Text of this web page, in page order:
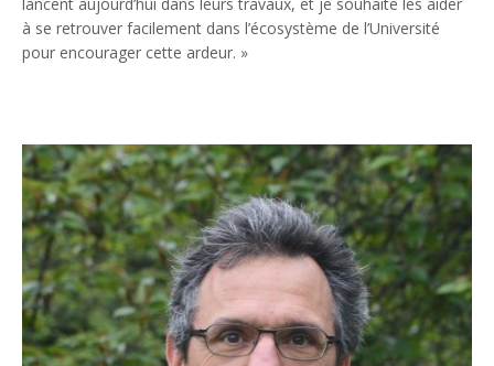
à se retrouver facilement dans l’écosystème de l’Université
pour encourager cette ardeur. »